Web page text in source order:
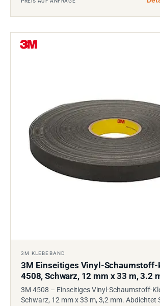
3M KLEBEBAND
3M Einseitiges Vinyl-Schaumstoff-
4508, Schwarz, 12 mm x 33 m, 3.2
3M 4508 – Einseitiges Vinyl-Schaumstoff-
Schwarz, 12 mm x 33 m, 3,2 mm. Abdichtet